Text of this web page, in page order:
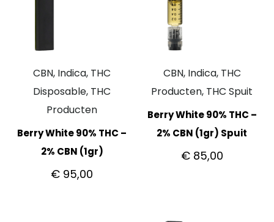
CBN, Indica, THC
Disposable, THC
Producten
Berry White 90% THC –
2% CBN (1gr)
€ 95,00
CBN, Indica, THC
Producten, THC Spuit
Berry White 90% THC –
2% CBN (1gr) Spuit
€85,00